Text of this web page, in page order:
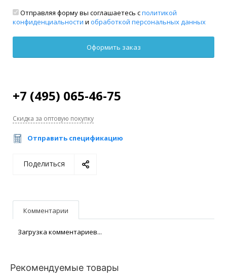
Отправляя форму вы соглашаетесь сполитикой
конфиденциальности и обработкой персональных данных
+7 (495) 065-46-75
Скидка за оптовую покупку
Отправить спецификацию
Поделиться
Комментарии
Загрузка комментариев...
Рекомендуемые товары